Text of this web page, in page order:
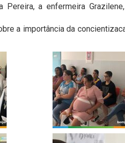
Pereira, a enfermeira
a importância da